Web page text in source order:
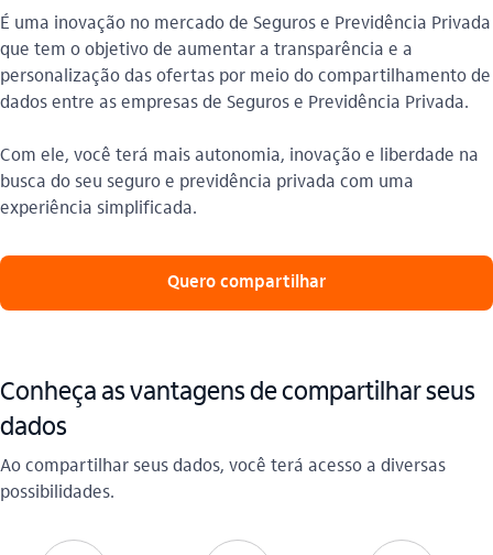
É uma inovação no mercado de Seguros e Previdência Privada
que tem o objetivo de aumentar a transparência e a
personalização das ofertas por meio do compartilhamento de
dados entre as empresas de Seguros e Previdência Privada.
Com ele, você terá mais autonomia, inovação e liberdade na
busca do seu seguro e previdência privada com uma
experiência simplificada.
Quero compartilhar
Conheça as vantagens de compartilhar seus
dados
Ao compartilhar seus dados, você terá acesso a diversas
possibilidades.